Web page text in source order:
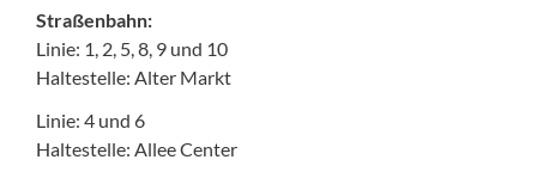
Straßenbahn:
Linie: 1, 2, 5, 8, 9 und 10
Haltestelle: Alter Markt
Linie: 4 und 6
Haltestelle: Allee Center